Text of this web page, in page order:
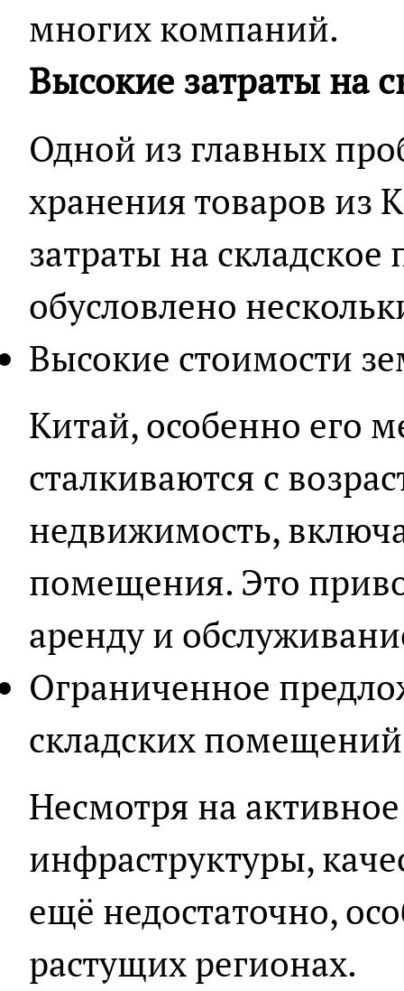
многих компаний.
Высокие затраты на
Одной из главных
хранения товаров из
затраты на складское
обусловлено
Высокие стоимости
Китай, особенно его
сталкиваются с
недвижимость,
помещения. Это
аренду и
Ограниченное
складских помещений
Несмотря на
инфраструктуры,
ещё недостаточно,
растущих регионах.